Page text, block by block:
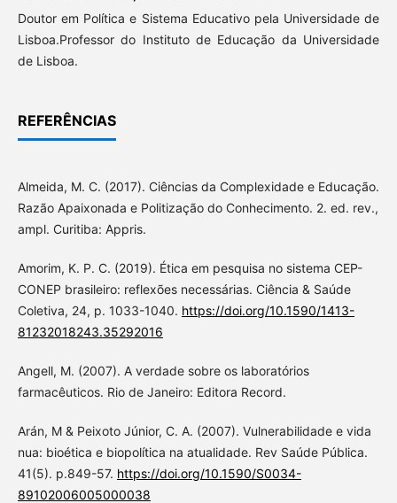
Doutor em Política e Sistema Educativo pela Universidade de
Lisboa.Professor do Instituto de Educação da Universidade
de Lisboa.
REFERÊNCIAS
Almeida, M. C. (2017). Ciências da Complexidade e Educação.
Razão Apaixonada e Politização do Conhecimento. 2. ed. rev.,
ampl. Curitiba: Appris.
Amorim, K. P. C. (2019). Ética em pesquisa no sistema CEP-
CONEP brasileiro: reflexões necessárias. Ciência & Saúde
Coletiva, 24, p. 1033-1040. https://doi.org/10.1590/1413-
81232018243.35292016
Angell, M. (2007). A verdade sobre os laboratórios
farmacêuticos. Rio de Janeiro: Editora Record.
Arán, M & Peixoto Júnior, C. A. (2007). Vulnerabilidade e vida
nua: bioética e biopolítica na atualidade. Rev Saúde Pública.
41(5). p.849-57. https://doi.org/10.1590/S0034-
89102006005000038